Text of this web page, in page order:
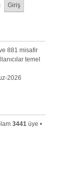
881 misafir
temel
2026
3441üye •